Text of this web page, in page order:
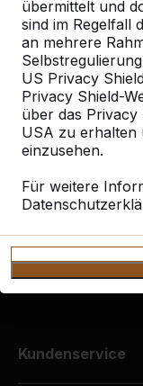
übermittelt und
sind im Regelfall
an mehrere
US Privacy
Privacy Shield-
über das
USA zu erhalten
einzusehen.
Für weitere
Kontakt
HeBlad
Diekerstraße 97
42781 Haan
+49 212 934
Kundenservice